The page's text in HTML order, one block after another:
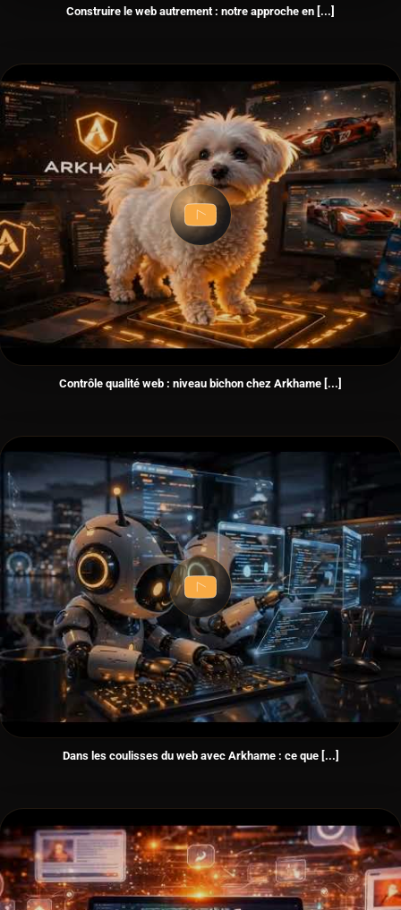
Construire le web autrement : notre approche en [...]
Contrôle qualité web : niveau bichon chez Arkhame [...]
Dans les coulisses du web avec Arkhame : ce que [...]